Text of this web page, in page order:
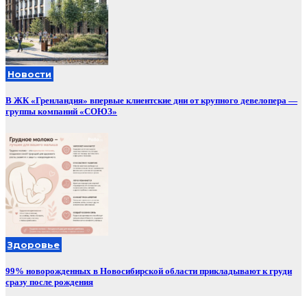
Новости
В ЖК «Гренландия» впервые клиентские дни от крупного девелопера —
группы компаний «СОЮЗ»
Здоровье
99% новорожденных в Новосибирской области прикладывают к груди
сразу после рождения